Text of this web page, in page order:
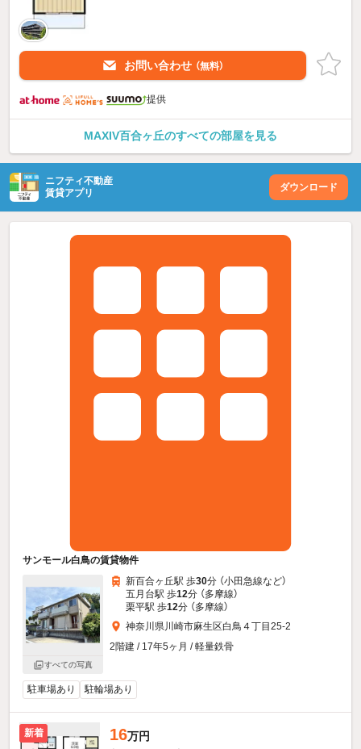
お問い合わせ （無料）
提供
MAXIV百合ヶ丘のすべての部屋を見る
ニフティ不動産
賃貸アプリ
ダウンロード
サンモール白鳥の賃貸物件
すべての写真
新百合ヶ丘駅 歩30分 （小田急線など）
五月台駅 歩12分 （多摩線）
栗平駅 歩12分 （多摩線）
神奈川県川崎市麻生区白鳥４丁目25-2
2階建 / 17年5ヶ月 / 軽量鉄骨
駐車場あり 駐輪場あり
新着 16万円